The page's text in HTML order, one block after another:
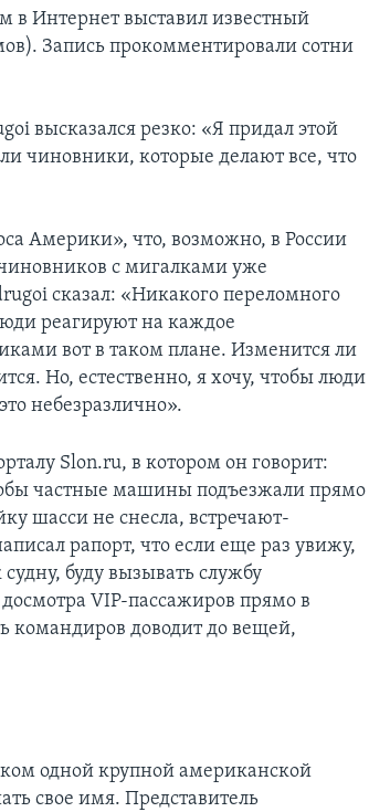
в Интернет выставил известный
Запись прокомментировали сотни
высказался резко: «Я придал этой
чиновники, которые делают все, что
Америки», что, возможно, в России
с мигалками уже
сказал: «Никакого переломного
реагируют на каждое
вот в таком плане. Изменится ли
Но, естественно, я хочу, чтобы люди
небезразлично».
Slon.ru, в котором он говорит:
частные машины подъезжали прямо
шасси не снесла, встречают-
рапорт, что если еще раз увижу,
буду вызывать службу
VIP-пассажиров прямо в
командиров доводит до вещей,
одной крупной американской
свое имя. Представитель